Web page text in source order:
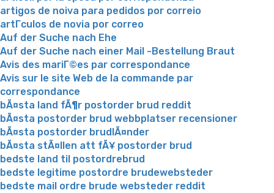
artigos de noiva para pedidos por correio
artГ­culos de novia por correo
Auf der Suche nach Ehe
Auf der Suche nach einer Mail -Bestellung Braut
Avis des mariГ©es par correspondance
Avis sur le site Web de la commande par
correspondance
bÃ¤sta land fÃ¶r postorder brud reddit
bÃ¤sta postorder brud webbplatser recensioner
bÃ¤sta postorder brudlÃ¤nder
bÃ¤sta stÃ¤llen att fÃ¥ postorder brud
bedste land til postordrebrud
bedste legitime postordre brudewebsteder
bedste mail ordre brude websteder reddit